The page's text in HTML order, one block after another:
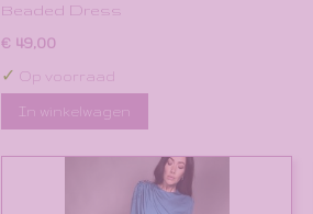
Beaded Dress
€ 49,00
✓ Op voorraad
In winkelwagen